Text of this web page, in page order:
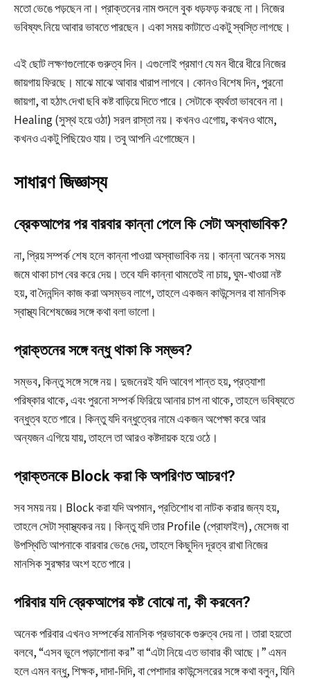
মতো ভেঙে পড়ছেন না। প্রাক্তনের নাম শুনলে বুক ধড়ফড় করছে না। নিজের
ভবিষ্যৎ নিয়ে আবার ভাবতে পারছেন। একা সময় কাটাতে একটু স্বস্তি লাগছে।
এই ছোট লক্ষণগুলোকে গুরুত্ব দিন। এগুলোই প্রমাণ যে মন ধীরে ধীরে নিজের
জায়গায় ফিরছে। মাঝে মাঝে আবার খারাপ লাগবে। কোনও বিশেষ দিন, পুরনো
জায়গা, বা হঠাৎ দেখা ছবি কষ্ট বাড়িয়ে দিতে পারে। সেটাকে ব্যর্থতা ভাববেন না।
Healing (সুস্থ হয়ে ওঠা) সরল রাস্তা নয়। কখনও এগোয়, কখনও থামে,
কখনও একটু পিছিয়েও যায়। তবু আপনি এগোচ্ছেন।
সাধারণ জিজ্ঞাস্য
ব্রেকআপের পর বারবার কান্না পেলে কি সেটা অস্বাভাবিক?
না, প্রিয় সম্পর্ক শেষ হলে কান্না পাওয়া অস্বাভাবিক নয়। কান্না অনেক সময়
জমে থাকা চাপ বের করে দেয়। তবে যদি কান্না থামতেই না চায়, ঘুম-খাওয়া নষ্ট
হয়, বা দৈনন্দিন কাজ করা অসম্ভব লাগে, তাহলে একজন কাউন্সেলর বা মানসিক
স্বাস্থ্য বিশেষজ্ঞের সঙ্গে কথা বলা ভালো।
প্রাক্তনের সঙ্গে বন্ধু থাকা কি সম্ভব?
সম্ভব, কিন্তু সঙ্গে সঙ্গে নয়। দুজনেরই যদি আবেগ শান্ত হয়, প্রত্যাশা
পরিষ্কার থাকে, এবং পুরনো সম্পর্ক ফিরিয়ে আনার চাপ না থাকে, তাহলে ভবিষ্যতে
বন্ধুত্ব হতে পারে। কিন্তু যদি বন্ধুত্বের নামে একজন অপেক্ষা করে আর
অন্যজন এগিয়ে যায়, তাহলে তা আরও কষ্টদায়ক হয়ে ওঠে।
প্রাক্তনকে Block করা কি অপরিণত আচরণ?
সব সময় নয়। Block করা যদি অপমান, প্রতিশোধ বা নাটক করার জন্য হয়,
তাহলে সেটা স্বাস্থ্যকর নয়। কিন্তু যদি তার Profile (প্রোফাইল), মেসেজ বা
উপস্থিতি আপনাকে বারবার ভেঙে দেয়, তাহলে কিছুদিন দূরত্ব রাখা নিজের
মানসিক সুরক্ষার অংশ হতে পারে।
পরিবার যদি ব্রেকআপের কষ্ট বোঝে না, কী করবেন?
অনেক পরিবার এখনও সম্পর্কের মানসিক প্রভাবকে গুরুত্ব দেয় না। তারা হয়তো
বলবে, “এসব ভুলে পড়াশোনা কর” বা “এটা নিয়ে এত ভাবার কী আছে।” এমন
হলে এমন বন্ধু, শিক্ষক, দাদা-দিদি, বা পেশাদার কাউন্সেলরের সঙ্গে কথা বলুন, যিনি